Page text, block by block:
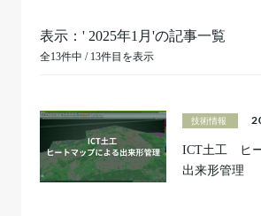
表示：' 2025年1月'の記事一覧
全13件中 / 13件目を表示
技術情報
ICT土工 ヒ
出来形管理